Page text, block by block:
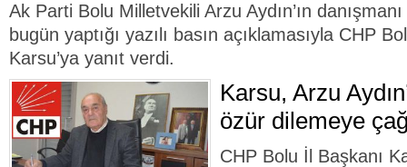
Ak Parti Bolu Milletvekili Arzu Aydın’ın
bugün yaptığı yazılı basın açıklamasıyla CHP
Karsu’ya yanıt verdi.
Karsu, Arzu
özür dilemeye
CHP Bolu İl Başkanı